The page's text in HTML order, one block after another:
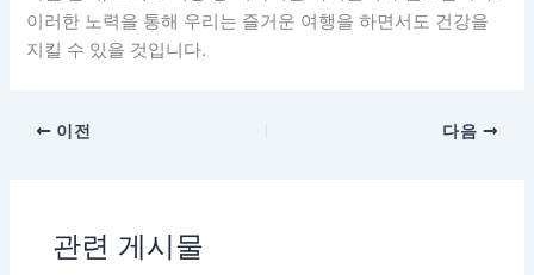
이러한 노력을 통해 우리는 즐거운 여행을 하면서도 건강을
지킬 수 있을 것입니다.
이전 다음
관련 게시물